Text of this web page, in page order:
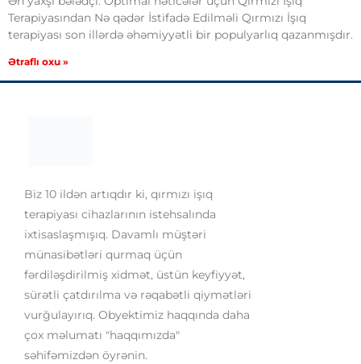
Terapiyasından Nə qədər İstifadə Edilməli Qırmızı İşıq
terapiyası son illərdə əhəmiyyətli bir populyarlıq qazanmışdır.
Ətraflı oxu »
Biz 10 ildən artıqdır ki, qırmızı işıq
terapiyası cihazlarının istehsalında
ixtisaslaşmışıq. Davamlı müştəri
münasibətləri qurmaq üçün
fərdiləşdirilmiş xidmət, üstün keyfiyyət,
sürətli çatdırılma və rəqabətli qiymətləri
vurğulayırıq. Obyektimiz haqqında daha
çox məlumatı "haqqımızda"
səhifəmizdən öyrənin.